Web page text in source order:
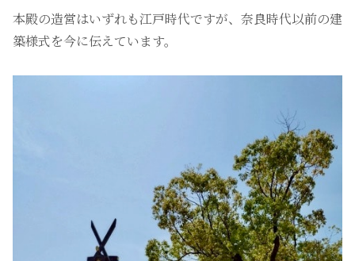
本殿の造営はいずれも江戸時代ですが、奈良時代以前の建
築様式を今に伝えています。